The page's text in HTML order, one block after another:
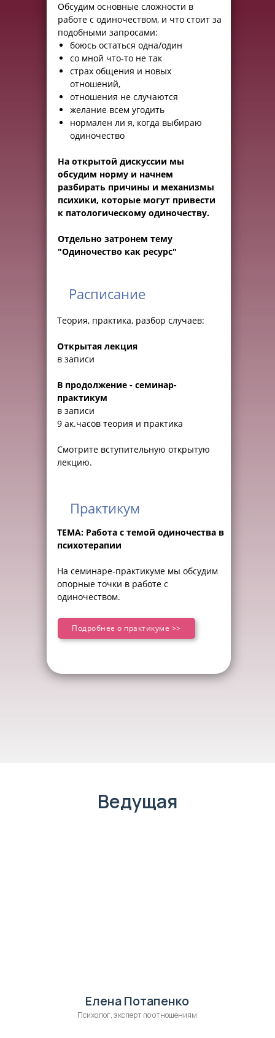
Практикум
ТЕМА: Работа с темой одиночества в
психотерапии
На семинаре-практикуме мы обсудим
опорные точки в работе с
одиночеством.
Расписание
Теория, практика, разбор случаев:
Открытая лекция
в записи
В продолжение - семинар-
практикум
в записи
9 ак.часов теория и практика
Смотрите вступительную открытую
лекцию.
Подробнее о практикуме >>
Обсудим основные сложности в
работе с одиночеством, и что стоит за
подобными запросами:
боюсь остаться одна/один
со мной что-то не так
страх общения и новых
отношений,
отношения не случаются
желание всем угодить
нормален ли я, когда выбираю
одиночество
На открытой дискуссии мы
обсудим норму и начнем
разбирать причины и механизмы
психики, которые могут привести
к патологическому одиночеству.
Отдельно затронем тему
"Одиночество как ресурс"
Ведущая
Елена Потапенко
Психолог, эксперт по отношениям